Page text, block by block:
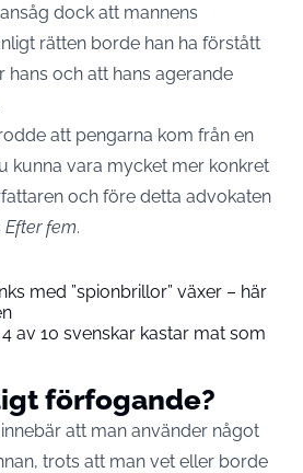
dock att mannens
rätten borde han ha förstått
hans och att hans agerande
att pengarna kom från en
kunna vara mycket mer konkret
och före detta advokaten
Efter fem.
med ”spionbrillor” växer – här
av 10 svenskar kastar mat som
förfogande?
att man använder något
trots att man vet eller borde